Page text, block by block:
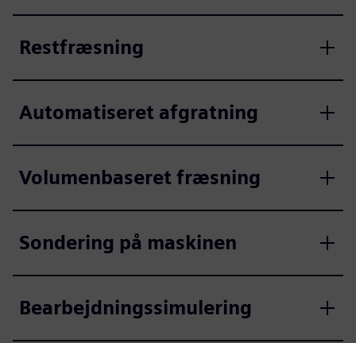
Restfræsning
Automatiseret afgratning
Volumenbaseret fræsning
Sondering på maskinen
Bearbejdningssimulering